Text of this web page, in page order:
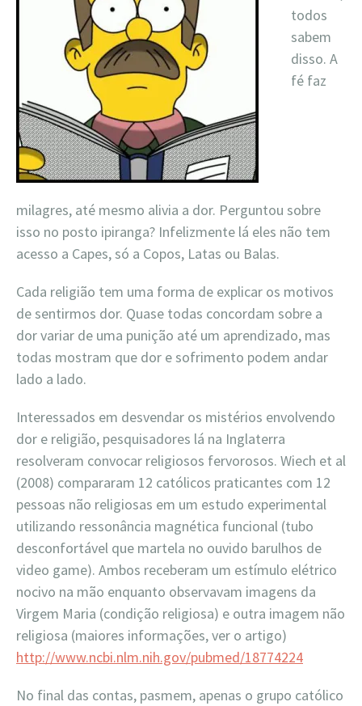
todos
sabem
disso. A
fé faz
milagres, até mesmo alivia a dor. Perguntou sobre
isso no posto ipiranga? Infelizmente lá eles não tem
acesso a Capes, só a Copos, Latas ou Balas.
Cada religião tem uma forma de explicar os motivos
de sentirmos dor. Quase todas concordam sobre a
dor variar de uma punição até um aprendizado, mas
todas mostram que dor e sofrimento podem andar
lado a lado.
Interessados em desvendar os mistérios envolvendo
dor e religião, pesquisadores lá na Inglaterra
resolveram convocar religiosos fervorosos. Wiech et al
(2008) compararam 12 católicos praticantes com 12
pessoas não religiosas em um estudo experimental
utilizando ressonância magnética funcional (tubo
desconfortável que martela no ouvido barulhos de
video game). Ambos receberam um estímulo elétrico
nocivo na mão enquanto observavam imagens da
Virgem Maria (condição religiosa) e outra imagem não
religiosa (maiores informações, ver o artigo)
http://www.ncbi.nlm.nih.gov/pubmed/18774224
No final das contas, pasmem, apenas o grupo católico